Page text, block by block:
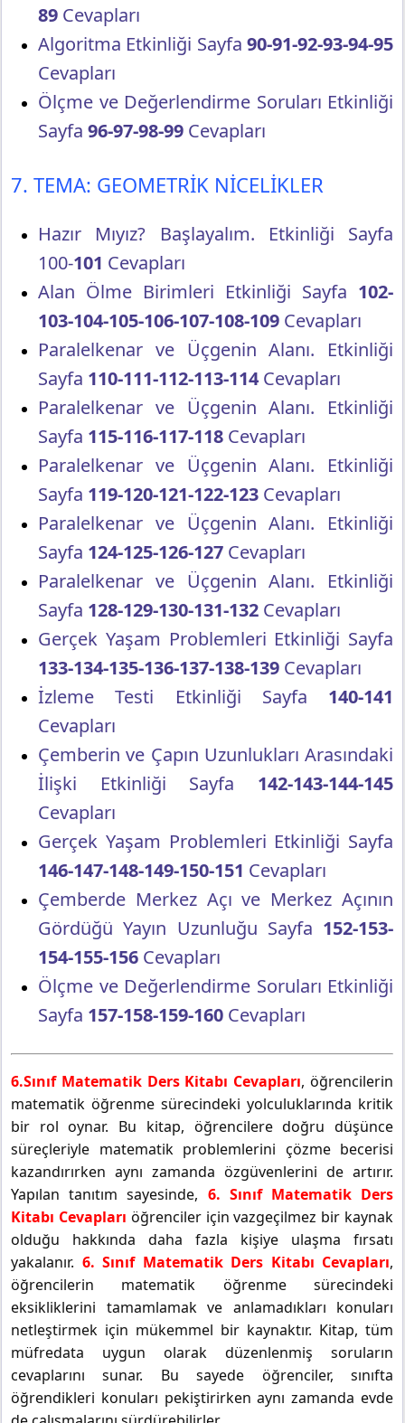
89 Cevapları
Algoritma Etkinliği Sayfa 90-91-92-93-94-95
Cevapları
Ölçme ve Değerlendirme Soruları Etkinliği
Sayfa 96-97-98-99 Cevapları
7. TEMA: GEOMETRİK NİCELİKLER
Hazır Mıyız? Başlayalım. Etkinliği Sayfa
100-101 Cevapları
Alan Ölme Birimleri Etkinliği Sayfa 102-
103-104-105-106-107-108-109 Cevapları
Paralelkenar ve Üçgenin Alanı. Etkinliği
Sayfa 110-111-112-113-114 Cevapları
Paralelkenar ve Üçgenin Alanı. Etkinliği
Sayfa 115-116-117-118 Cevapları
Paralelkenar ve Üçgenin Alanı. Etkinliği
Sayfa 119-120-121-122-123 Cevapları
Paralelkenar ve Üçgenin Alanı. Etkinliği
Sayfa 124-125-126-127 Cevapları
Paralelkenar ve Üçgenin Alanı. Etkinliği
Sayfa 128-129-130-131-132 Cevapları
Gerçek Yaşam Problemleri Etkinliği Sayfa
133-134-135-136-137-138-139 Cevapları
İzleme Testi Etkinliği Sayfa 140-141
Cevapları
Çemberin ve Çapın Uzunlukları Arasındaki
İlişki Etkinliği Sayfa 142-143-144-145
Cevapları
Gerçek Yaşam Problemleri Etkinliği Sayfa
146-147-148-149-150-151 Cevapları
Çemberde Merkez Açı ve Merkez Açının
Gördüğü Yayın Uzunluğu Sayfa 152-153-
154-155-156 Cevapları
Ölçme ve Değerlendirme Soruları Etkinliği
Sayfa 157-158-159-160 Cevapları
6.Sınıf Matematik Ders Kitabı Cevapları, öğrencilerin
matematik öğrenme sürecindeki yolculuklarında kritik
bir rol oynar. Bu kitap, öğrencilere doğru düşünce
süreçleriyle matematik problemlerini çözme becerisi
kazandırırken aynı zamanda özgüvenlerini de artırır.
Yapılan tanıtım sayesinde, 6. Sınıf Matematik Ders
Kitabı Cevapları öğrenciler için vazgeçilmez bir kaynak
olduğu hakkında daha fazla kişiye ulaşma fırsatı
yakalanır. 6. Sınıf Matematik Ders Kitabı Cevapları,
öğrencilerin matematik öğrenme sürecindeki
eksikliklerini tamamlamak ve anlamadıkları konuları
netleştirmek için mükemmel bir kaynaktır. Kitap, tüm
müfredata uygun olarak düzenlenmiş soruların
cevaplarını sunar. Bu sayede öğrenciler, sınıfta
öğrendikleri konuları pekiştirirken aynı zamanda evde